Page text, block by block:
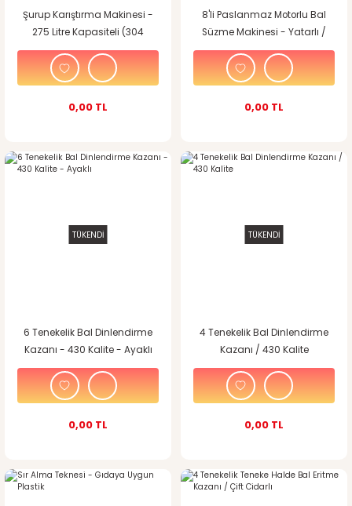
Şurup Karıştırma Makinesi -
275 Litre Kapasiteli (304
Kalite)
0,00 TL
8'li Paslanmaz Motorlu Bal
Süzme Makinesi - Yatarlı /
Zaman Ayarlı / Otomatik
0,00 TL
TÜKENDİ
6 Tenekelik Bal Dinlendirme
Kazanı - 430 Kalite - Ayaklı
0,00 TL
TÜKENDİ
4 Tenekelik Bal Dinlendirme
Kazanı / 430 Kalite
0,00 TL